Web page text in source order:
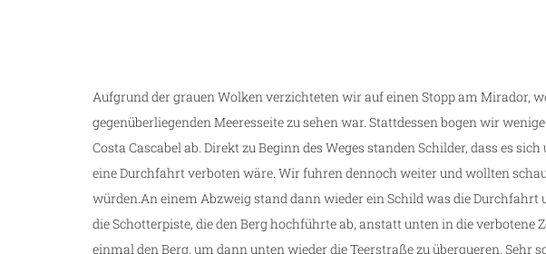
Aufgrund der grauen Wolken verzichteten wir auf einen Stopp am Mirador,
gegenüberliegenden Meeresseite zu sehen war. Stattdessen bogen wir
Costa Cascabel ab. Direkt zu Beginn des Weges standen Schilder, dass es
eine Durchfahrt verboten wäre. Wir fuhren dennoch weiter und wollten
würden.An einem Abzweig stand dann wieder ein Schild was die
die Schotterpiste, die den Berg hochführte ab, anstatt unten in die
einmal den Berg, um dann unten wieder die Teerstraße zu überqueren. Sehr